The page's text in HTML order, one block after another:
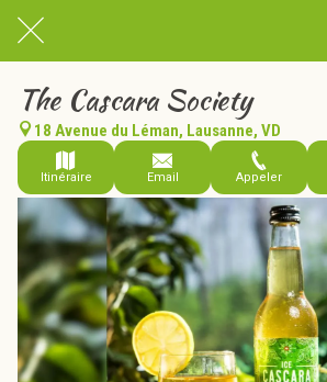
The Cascara Society
18 Avenue du Léman, Lausanne, VD
Itinéraire Email Appeler